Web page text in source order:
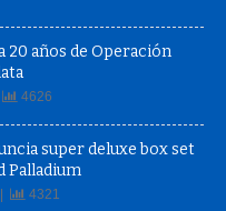
20 años de Operación
4626
super deluxe box set
Palladium
4321